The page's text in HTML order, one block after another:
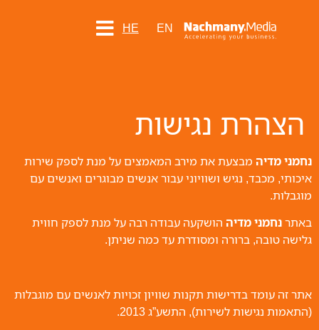
EN
HE
הצהרת נגישות
נחמני מדיה מבצעת את מירב המאמצים על מנת לספק שירות
איכותי, מכבד, נגיש ושוויוני עבור אנשים מבוגרים ואנשים עם
מוגבלות.
באתרנחמני מדיה הושקעה עבודה רבה על מנת לספק חווית
גלישה טובה, ברורה ומסודרת עד כמה שניתן.
אתר זה עומד בדרישות תקנות שוויון זכויות לאנשים עם מוגבלות
(התאמות נגישות לשירות), התשע”ג 2013.